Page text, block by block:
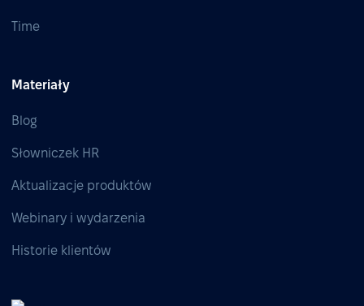
Time
Materiały
Blog
Słowniczek HR
Aktualizacje produktów
Webinary i wydarzenia
Historie klientów